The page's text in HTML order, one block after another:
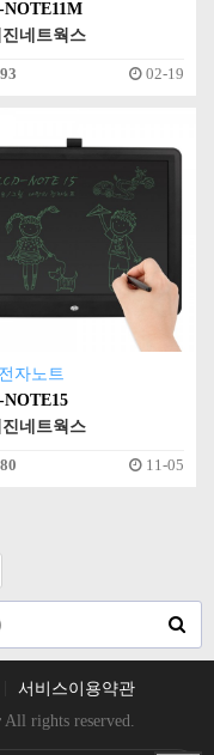
네트웍스
02-19
자노트
네트웍스
11-05
서비스이용약관
All rights reserved.